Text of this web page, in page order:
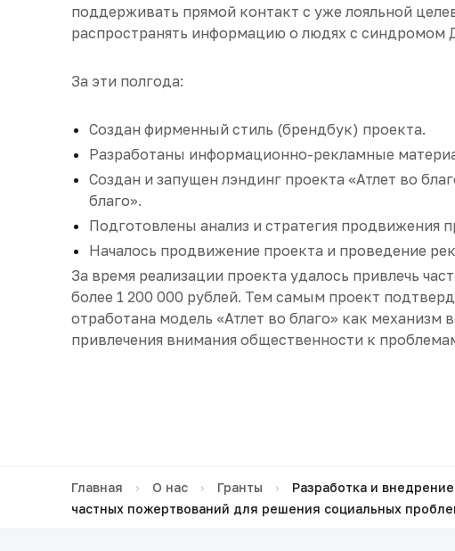
поддерживать прямой контакт с уже лояльной
распространять информацию о людях с синдромом
За эти полгода:
Создан фирменный стиль (брендбук) проекта.
Разработаны информационно-рекламные
Создан и запущен лэндинг проекта «Атлет во
благо».
Подготовлены анализ и стратегия продвижения
Началось продвижение проекта и проведение
За время реализации проекта удалось привлечь
более 1 200 000 рублей. Тем самым проект
отработана модель «Атлет во благо» как механизм
привлечения внимания общественности к
Главная › О нас › Гранты ›
Разработка и
частных пожертвований для решения социальных